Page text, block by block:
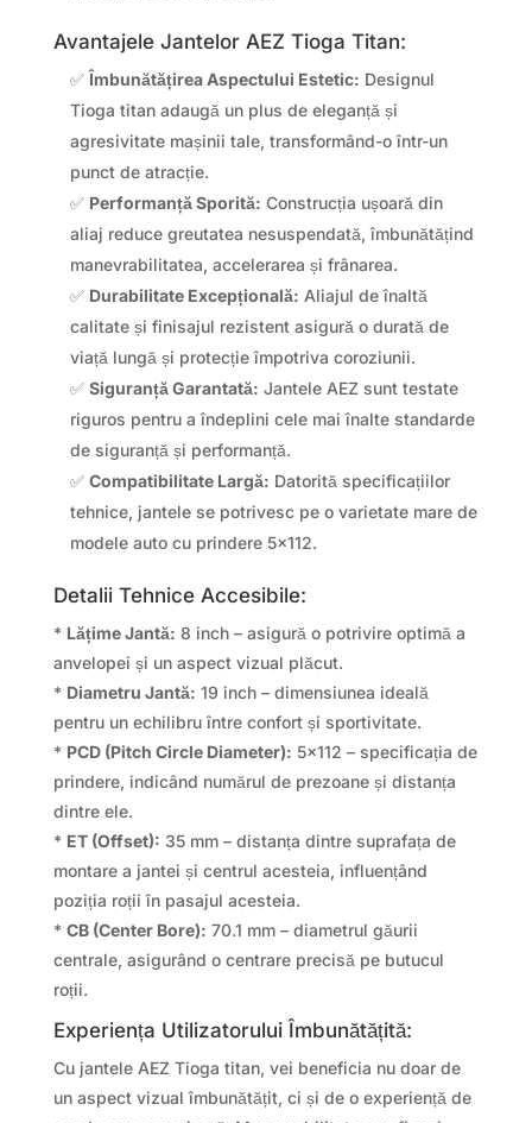
Avantajele Jantelor AEZ Tioga Titan:
✅Îmbunătățirea Aspectului Estetic: Designul
Tioga titan adaugă un plus de eleganță și
agresivitate mașinii tale, transformând-o într-un
punct de atracție.
✅ Performanță Sporită: Construcția ușoară din
aliaj reduce greutatea nesuspendată, îmbunătățind
manevrabilitatea, accelerarea și frânarea.
✅ Durabilitate Excepțională: Aliajul de înaltă
calitate și finisajul rezistent asigură o durată de
viață lungă și protecție împotriva coroziunii.
✅ Siguranță Garantată: Jantele AEZ sunt testate
riguros pentru a îndeplini cele mai înalte standarde
de siguranță și performanță.
✅ Compatibilitate Largă: Datorită specificațiilor
tehnice, jantele se potrivesc pe o varietate mare de
modele auto cu prindere 5×112.
Detalii Tehnice Accesibile:
* Lățime Jantă: 8 inch – asigură o potrivire optimă a
anvelopei și un aspect vizual plăcut.
* Diametru Jantă: 19 inch – dimensiunea ideală
pentru un echilibru între confort și sportivitate.
* PCD (Pitch Circle Diameter): 5×112 – specificația de
prindere, indicând numărul de prezoane și distanța
dintre ele.
* ET (Offset): 35 mm – distanța dintre suprafața de
montare a jantei și centrul acesteia, influențând
poziția roții în pasajul acesteia.
* CB (Center Bore): 70.1 mm – diametrul găurii
centrale, asigurând o centrare precisă pe butucul
roții.
Experiența Utilizatorului Îmbunătățită:
Cu jantele AEZ Tioga titan, vei beneficia nu doar de
un aspect vizual îmbunătățit, ci și de o experiență de